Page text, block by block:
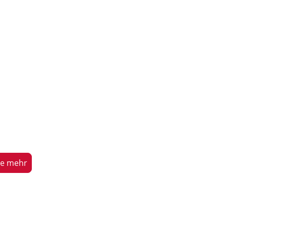
mehr